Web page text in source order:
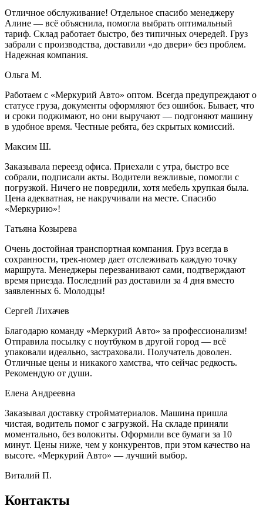
Отличное обслуживание! Отдельное спасибо менеджеру
Алине — всё объяснила, помогла выбрать оптимальный
тариф. Склад работает быстро, без типичных очередей. Груз
забрали с производства, доставили «до двери» без проблем.
Надежная компания.
Ольга М.
Работаем с «Меркурий Авто» оптом. Всегда предупреждают о
статусе груза, документы оформляют без ошибок. Бывает, что
и сроки поджимают, но они выручают — подгоняют машину
в удобное время. Честные ребята, без скрытых комиссий.
Максим Ш.
Заказывала переезд офиса. Приехали с утра, быстро все
собрали, подписали акты. Водители вежливые, помогли с
погрузкой. Ничего не повредили, хотя мебель хрупкая была.
Цена адекватная, не накручивали на месте. Спасибо
«Меркурию»!
Татьяна Козырева
Очень достойная транспортная компания. Груз всегда в
сохранности, трек-номер дает отслеживать каждую точку
маршрута. Менеджеры перезванивают сами, подтверждают
время приезда. Последний раз доставили за 4 дня вместо
заявленных 6. Молодцы!
Сергей Лихачев
Благодарю команду «Меркурий Авто» за профессионализм!
Отправила посылку с ноутбуком в другой город — всё
упаковали идеально, застраховали. Получатель доволен.
Отличные цены и никакого хамства, что сейчас редкость.
Рекомендую от души.
Елена Андреевна
Заказывал доставку стройматериалов. Машина пришла
чистая, водитель помог с загрузкой. На складе приняли
моментально, без волокиты. Оформили все бумаги за 10
минут. Цены ниже, чем у конкурентов, при этом качество на
высоте. «Меркурий Авто» — лучший выбор.
Виталий П.
Контакты